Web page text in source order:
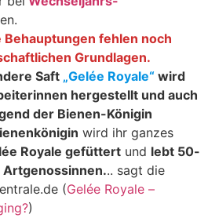
fehlen noch
Grundlagen.
Saft „Gelée Royale“ wird
hergestellt und auch
der Bienen-Königin
wird ihr ganzes
Royale gefüttert und lebt 50-
Artgenossinnen... sagt die
(Gelée Royale –
)